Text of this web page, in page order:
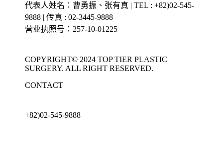
代表人姓名：曹勇振、张有真 | TEL : +82)02-545-
9888 | 传真 : 02-3445-9888
营业执照号：257-10-01225
COPYRIGHT© 2024 TOP TIER PLASTIC
SURGERY. ALL RIGHT RESERVED.
CONTACT
+82)02-545-9888